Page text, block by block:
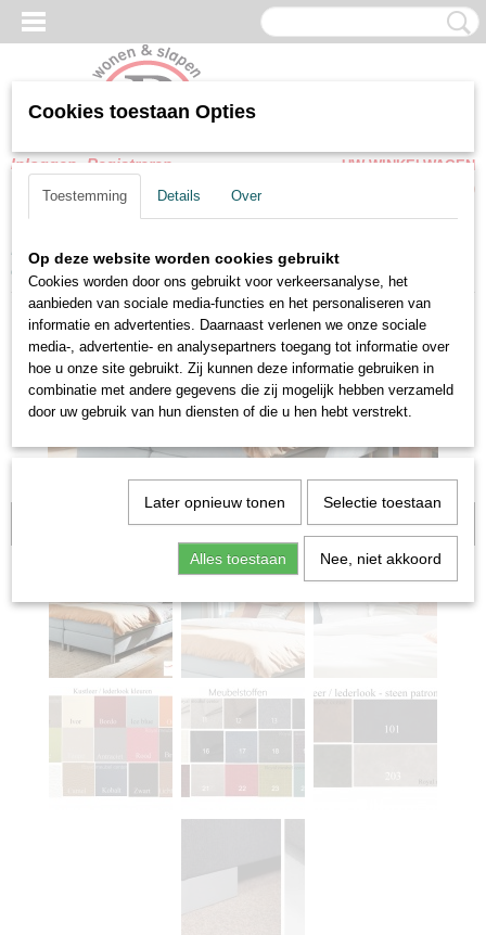
Inloggen Registreren
UW WINKELWAGEN
(0)
Home > Boxspring Vlakke boxsprings
Boxspring Urban Mayfair
complete set
Aanbieding!
Cookies toestaan Opties
Toestemming Details Over
Op deze website worden cookies gebruikt
Cookies worden door ons gebruikt voor verkeersanalyse, het
aanbieden van sociale media-functies en het personaliseren van
informatie en advertenties. Daarnaast verlenen we onze sociale
media-, advertentie- en analysepartners toegang tot informatie over
hoe u onze site gebruikt. Zij kunnen deze informatie gebruiken in
combinatie met andere gegevens die zij mogelijk hebben verzameld
door uw gebruik van hun diensten of die u hen hebt verstrekt.
Later opnieuw tonen Selectie toestaan
Alles toestaan Nee, niet akkoord